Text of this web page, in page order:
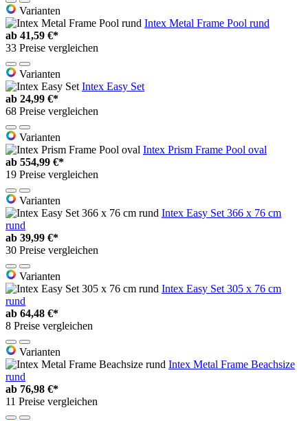
Varianten
Intex Metal Frame Pool rund
ab 41,59 €*
33 Preise vergleichen
Varianten
Intex Easy Set
ab 24,99 €*
68 Preise vergleichen
Varianten
Intex Prism Frame Pool oval
ab 554,99 €*
19 Preise vergleichen
Varianten
Intex Easy Set 366 x 76 cm
rund
ab 39,99 €*
30 Preise vergleichen
Varianten
Intex Easy Set 305 x 76 cm
rund
ab 64,48 €*
8 Preise vergleichen
Varianten
Intex Metal Frame Beachsize
rund
ab 76,98 €*
11 Preise vergleichen